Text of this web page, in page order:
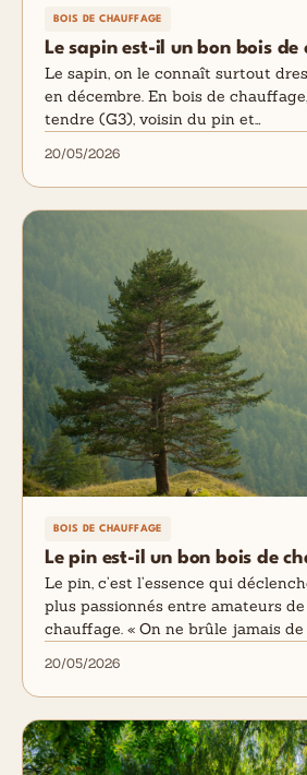
BOIS DE CHAUFFAGE
Le sapin est-il un bon bois
Le sapin, on le connaît surtout
en décembre. En bois de
tendre (G3), voisin du pin et…
20/05/2026
BOIS DE CHAUFFAGE
Le pin est-il un bon bois de
Le pin, c’est l’essence qui
plus passionnés entre amateurs
chauffage. « On ne brûle jamais de
20/05/2026